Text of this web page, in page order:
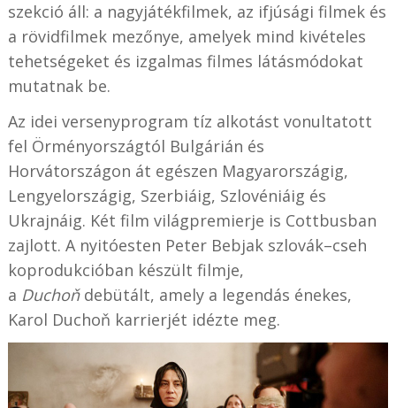
szekció áll: a nagyjátékfilmek, az ifjúsági filmek és
a rövidfilmek mezőnye, amelyek mind kivételes
tehetségeket és izgalmas filmes látásmódokat
mutatnak be.
Az idei versenyprogram tíz alkotást vonultatott
fel Örményországtól Bulgárián és
Horvátországon át egészen Magyarországig,
Lengyelországig, Szerbiáig, Szlovéniáig és
Ukrajnáig. Két film világpremierje is Cottbusban
zajlott. A nyitóesten Peter Bebjak szlovák–cseh
koprodukcióban készült filmje,
a Duchoňdebütált, amely a legendás énekes,
Karol Duchoň karrierjét idézte meg.